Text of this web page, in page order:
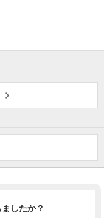
したか？